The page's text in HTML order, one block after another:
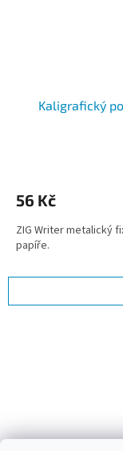
Kaligrafický
56 Kč
ZIG Writer metalický
papíře.
p